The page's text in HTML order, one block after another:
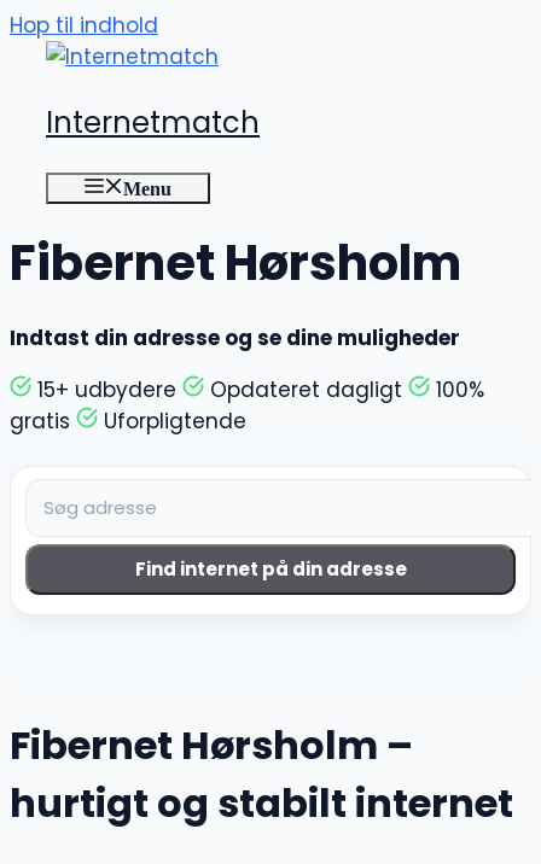
Hop til indhold
Internetmatch
Menu
Fibernet Hørsholm
Indtast din adresse og se dine muligheder
15+ udbydere
Opdateret dagligt
100%
gratis
Uforpligtende
Find internet på din adresse
Fibernet Hørsholm –
hurtigt og stabilt internet